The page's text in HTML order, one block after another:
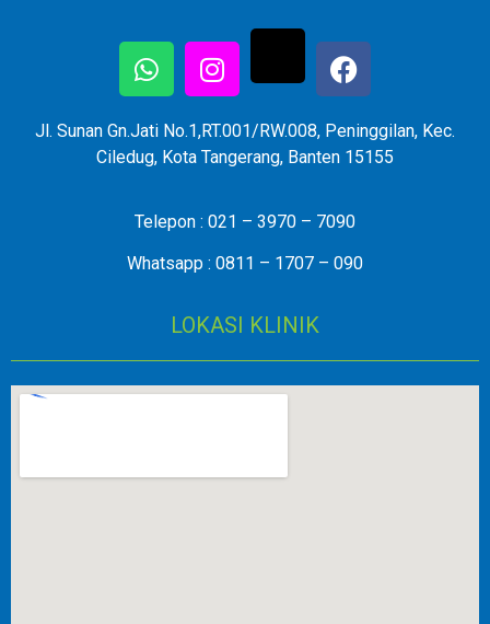
Jl. Sunan Gn.Jati No.1,RT.001/RW.008, Peninggilan, Kec.
Ciledug, Kota Tangerang, Banten 15155
Telepon : 021 – 3970 – 7090
Whatsapp : 0811 – 1707 – 090
LOKASI KLINIK